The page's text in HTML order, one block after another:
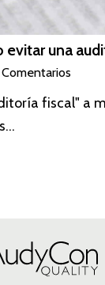
evitar una
fiscal" a